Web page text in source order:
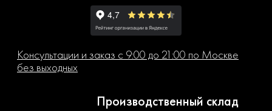
Консультации и заказ с 9:00 до 21:00 по Москве
без выходных
Производственный склад